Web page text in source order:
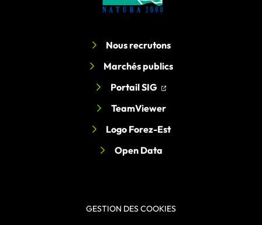
Nous recrutons
Marchés publics
Portail SIG (ouverture dans un
(ouverture dans un
TeamViewer
Logo Forez-Est
Open Data
GESTION DES COOKIES